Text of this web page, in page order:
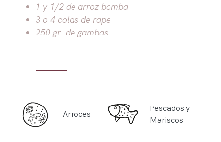
1 y 1/2 de arroz bomba
3 o 4 colas de rape
250 gr. de gambas
Arroces
Pescados y
Mariscos